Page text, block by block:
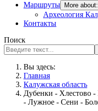
Маршруты
More
Археология
Контакты
Поиск
Вы здесь:
Главная
Калужская область
Дубенки - Хлестово
- Лужное - Сени -